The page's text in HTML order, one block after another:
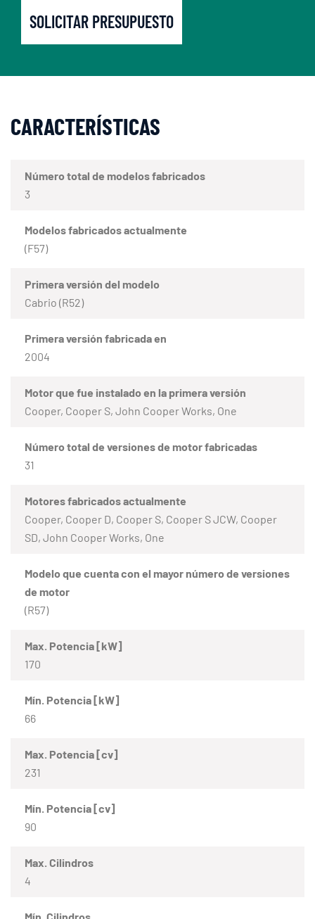
SOLICITAR PRESUPUESTO
CARACTERÍSTICAS
Número total de modelos fabricados
3
Modelos fabricados actualmente
(F57)
Primera versión del modelo
Cabrio (R52)
Primera versión fabricada en
2004
Motor que fue instalado en la primera versión
Cooper, Cooper S, John Cooper Works, One
Número total de versiones de motor fabricadas
31
Motores fabricados actualmente
Cooper, Cooper D, Cooper S, Cooper S JCW, Cooper
SD, John Cooper Works, One
Modelo que cuenta con el mayor número de versiones
de motor
(R57)
Max. Potencia [kW]
170
Mín. Potencia [kW]
66
Max. Potencia [cv]
231
Mín. Potencia [cv]
90
Max. Cilindros
4
Mín. Cilindros